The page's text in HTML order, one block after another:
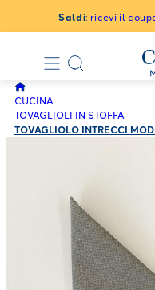
Saldi: ricevi il
CUCINA
TOVAGLIOLI IN STOFFA
TOVAGLIOLO INTRECCI